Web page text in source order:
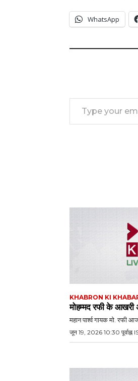
WhatsApp
Type your email…
KHABRON KI
मोहम्मद रफी के
महान पार्श्व गायक मो. रफी
जून 19, 2026 10:30 पूर्वाह्न